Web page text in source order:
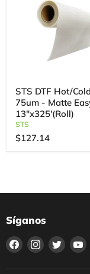
STS DTF Hot/
75um - Matte
13"x325'(Roll)
STS
$127.14
Síganos
Encuéntrenos
en
Facebook
Encuéntrenos
en
Instagram
en